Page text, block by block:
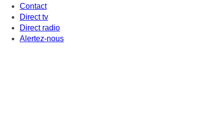
Contact
Direct tv
Direct radio
Alertez-nous